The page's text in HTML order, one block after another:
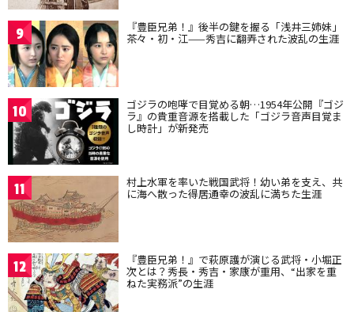
9 『豊臣兄弟！』後半の鍵を握る「浅井三姉妹」
茶々・初・江——秀吉に翻弄された波乱の生涯
10 ゴジラの咆哮で目覚める朝…1954年公開『ゴジ
ラ』の貴重音源を搭載した「ゴジラ音声目覚ま
し時計」が新発売
11 村上水軍を率いた戦国武将！幼い弟を支え、共
に海へ散った得居通幸の波乱に満ちた生涯
12 『豊臣兄弟！』で萩原護が演じる武将・小堀正
次とは？秀長・秀吉・家康が重用、“出家を重
ねた実務派”の生涯